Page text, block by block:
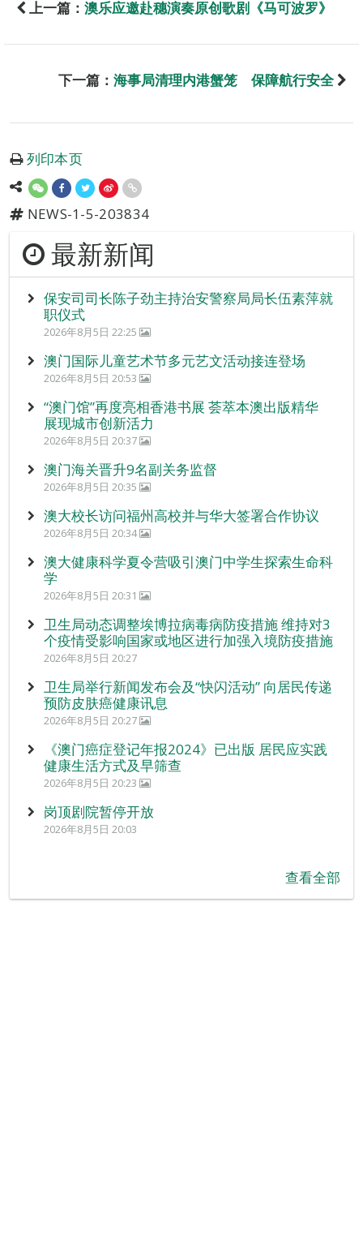
上一篇： 澳乐应邀赴穗演奏原创歌剧《马可波罗》
下一篇： 海事局清理内港蟹笼 保障航行安全
列印本页
NEWS-1-5-203834
最新新闻
保安司司长陈子劲主持治安警察局局长伍素萍就
职仪式
2026年8月5日 22:25
澳门国际儿童艺术节多元艺文活动接连登场
2026年8月5日 20:53
“澳门馆”再度亮相香港书展 荟萃本澳出版精华
展现城市创新活力
2026年8月5日 20:37
澳门海关晋升9名副关务监督
2026年8月5日 20:35
澳大校长访问福州高校并与华大签署合作协议
2026年8月5日 20:34
澳大健康科学夏令营吸引澳门中学生探索生命科
学
2026年8月5日 20:31
卫生局动态调整埃博拉病毒病防疫措施 维持对3
个疫情受影响国家或地区进行加强入境防疫措施
2026年8月5日 20:27
卫生局举行新闻发布会及“快闪活动” 向居民传递
预防皮肤癌健康讯息
2026年8月5日 20:27
《澳门癌症登记年报2024》已出版 居民应实践
健康生活方式及早筛查
2026年8月5日 20:23
岗顶剧院暂停开放
2026年8月5日 20:03
查看全部